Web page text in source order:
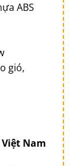
ABS
gió,
Nam